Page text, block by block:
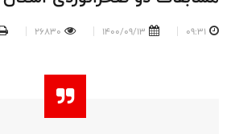
-
09:31
1400/09/13
26830